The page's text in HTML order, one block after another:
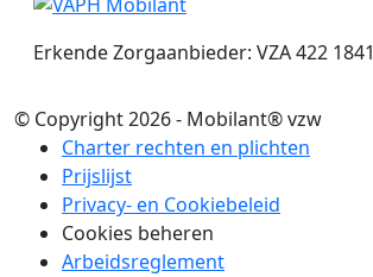
Erkende Zorgaanbieder: VZA 422 1841
© Copyright 2026 - Mobilant® vzw
Charter rechten en plichten
Prijslijst
Privacy- en Cookiebeleid
Cookies beheren
Arbeidsreglement